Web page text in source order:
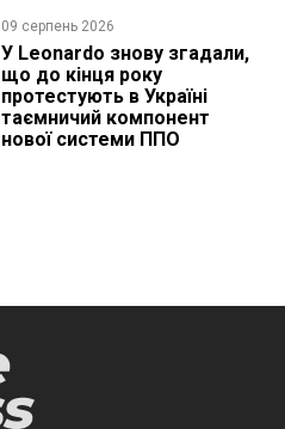
09 серпень 2026
У Leonardo знову згадали,
що до кінця року
протестують в Україні
таємничий компонент
нової системи ППО